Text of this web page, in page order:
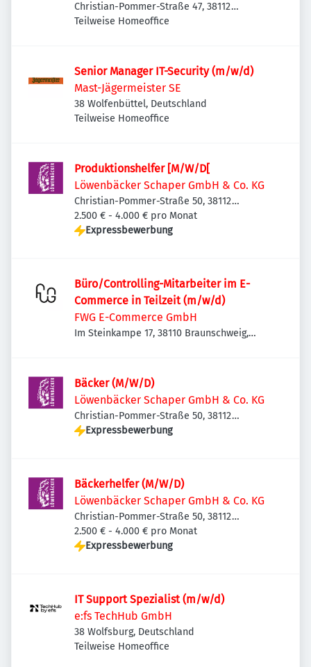
Christian-Pommer-Straße 47, 38112
Braunschweig, Deutschland
Teilweise Homeoffice
Senior Manager IT-Security (m/w/d)
Mast-Jägermeister SE
38 Wolfenbüttel, Deutschland
Teilweise Homeoffice
Produktionshelfer [M/W/D[
Löwenbäcker Schaper GmbH & Co. KG
Christian-Pommer-Straße 50, 38112
Braunschweig, Deutschland
2.500 € - 4.000 € pro Monat
Expressbewerbung
Büro/Controlling-Mitarbeiter im E-
Commerce in Teilzeit (m/w/d)
FWG E-Commerce GmbH
Im Steinkampe 17, 38110 Braunschweig,
Bäcker (M/W/D)
Löwenbäcker Schaper GmbH & Co. KG
Christian-Pommer-Straße 50, 38112
Braunschweig, Deutschland
Expressbewerbung
Bäckerhelfer (M/W/D)
Löwenbäcker Schaper GmbH & Co. KG
Christian-Pommer-Straße 50, 38112
Braunschweig, Deutschland
2.500 € - 4.000 € pro Monat
Expressbewerbung
IT Support Spezialist (m/w/d)
e:fs TechHub GmbH
38 Wolfsburg, Deutschland
Teilweise Homeoffice